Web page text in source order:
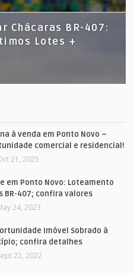
Chácaras BR-407:
Lotes +
à venda em Ponto Novo –
comercial e residencial!
21, 2025
em Ponto Novo: Loteamento
BR-407; confira valores
24, 2023
Imóvel Sobrado à
confira detalhes
22, 2022